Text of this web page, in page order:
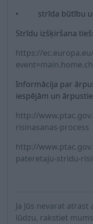
• strīda būtību un
Strīdu izšķiršana
https://
Informācija par
iespējām un
http://
risinasanas-process
http://
pateretaju-stridu-
Ja Jūs nevarat
lūdzu, rakstiet mums